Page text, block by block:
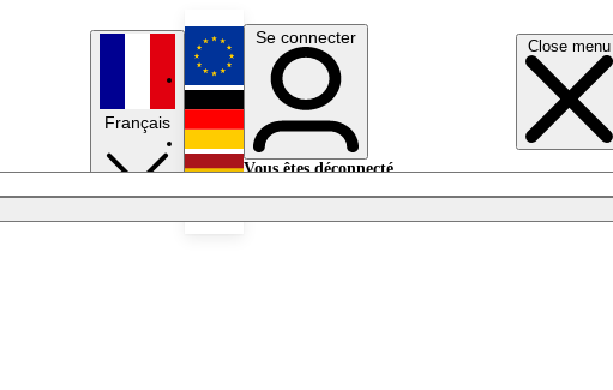
Close menu
Français
English
Deutsch
Se connecter
Vous êtes déconnecté.